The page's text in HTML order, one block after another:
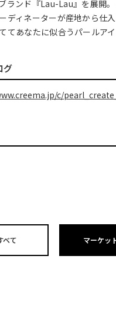
ランド『Lau-Lau』を展開
ディネーターが産地から仕
てあなたに似合うパールア
グ
c/
べて マーケッ